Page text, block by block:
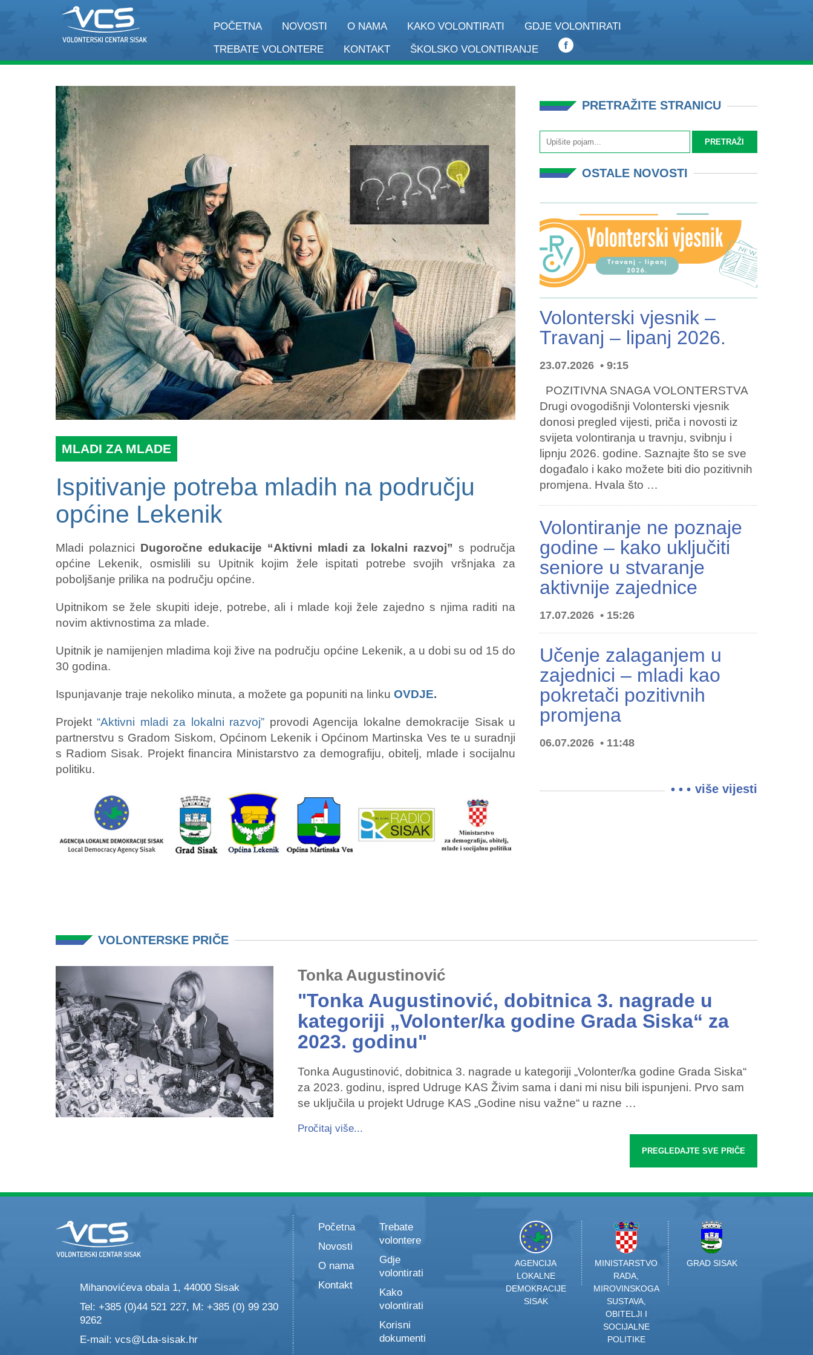
POČETNA NOVOSTI O NAMA KAKO VOLONTIRATI
GDJE VOLONTIRATI
TREBATE VOLONTERE
KONTAKT ŠKOLSKO VOLONTIRANJE
MLADI ZA MLADE
Ispitivanje potreba mladih na području
općine Lekenik
Mladi polaznici Dugoročne edukacije “Aktivni mladi za lokalni razvoj” s područja
općine Lekenik, osmislili su Upitnik kojim žele ispitati potrebe svojih vršnjaka za
poboljšanje prilika na području općine.
Upitnikom se žele skupiti ideje, potrebe, ali i mlade koji žele zajedno s njima raditi na
novim aktivnostima za mlade.
Upitnik je namijenjen mladima koji žive na području općine Lekenik, a u dobi su od 15 do
30 godina.
Ispunjavanje traje nekoliko minuta, a možete ga popuniti na linku OVDJE.
Projekt“Aktivni mladi za lokalni razvoj” provodi Agencija lokalne demokracije Sisak u
partnerstvu s Gradom Siskom, Općinom Lekenik i Općinom Martinska Ves te u suradnji
s Radiom Sisak. Projekt financira Ministarstvo za demografiju, obitelj, mlade i socijalnu
politiku.
PRETRAŽITE STRANICU
OSTALE NOVOSTI
Volonterski vjesnik –
Travanj – lipanj 2026.
23.07.2026 9:15
POZITIVNA SNAGA VOLONTERSTVA
Drugi ovogodišnji Volonterski vjesnik
donosi pregled vijesti, priča i novosti iz
svijeta volontiranja u travnju, svibnju i
lipnju 2026. godine. Saznajte što se sve
događalo i kako možete biti dio pozitivnih
promjena. Hvala što …
Volontiranje ne poznaje
godine – kako uključiti
seniore u stvaranje
aktivnije zajednice
17.07.2026 15:26
Učenje zalaganjem u
zajednici – mladi kao
pokretači pozitivnih
promjena
06.07.2026 11:48
više vijesti
VOLONTERSKE PRIČE
Tonka Augustinović
"Tonka Augustinović, dobitnica 3. nagrade u
kategoriji „Volonter/ka godine Grada Siska“ za
2023. godinu"
Tonka Augustinović, dobitnica 3. nagrade u kategoriji „Volonter/ka godine Grada Siska“
za 2023. godinu, ispred Udruge KAS Živim sama i dani mi nisu bili ispunjeni. Prvo sam
se uključila u projekt Udruge KAS „Godine nisu važne“ u razne …
Pročitaj više...
PREGLEDAJTE SVE PRIČE
Mihanovićeva obala 1, 44000 Sisak
Tel: +385 (0)44 521 227, M: +385 (0) 99 230
9262
E-mail: vcs@Lda-sisak.hr
Početna
Novosti
O nama
Kontakt
Trebate
volontere
Gdje
volontirati
Kako
volontirati
Korisni
dokumenti
AGENCIJA
LOKALNE
DEMOKRACIJE
SISAK
MINISTARSTVO
RADA,
MIROVINSKOGA
SUSTAVA,
OBITELJI I
SOCIJALNE
POLITIKE
GRAD SISAK